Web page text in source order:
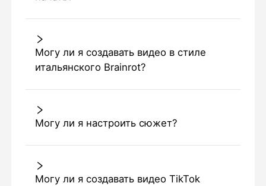
Могу ли я создавать видео в стиле
итальянского Brainrot?
Могу ли я настроить сюжет?
Могу ли я создавать видео TikTok